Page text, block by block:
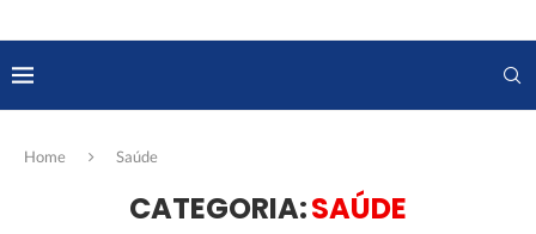
Home Saúde
CATEGORIA:SAÚDE